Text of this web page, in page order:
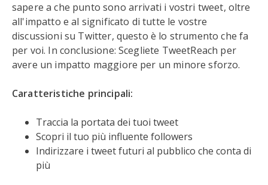
sapere a che punto sono arrivati i vostri tweet, oltre
all'impatto e al significato di tutte le vostre
discussioni su Twitter, questo è lo strumento che fa
per voi. In conclusione: Scegliete TweetReach per
avere un impatto maggiore per un minore sforzo.
Caratteristiche principali:
Traccia la portata dei tuoi tweet
Scopri il tuo più influente followers
Indirizzare i tweet futuri al pubblico che conta di
più